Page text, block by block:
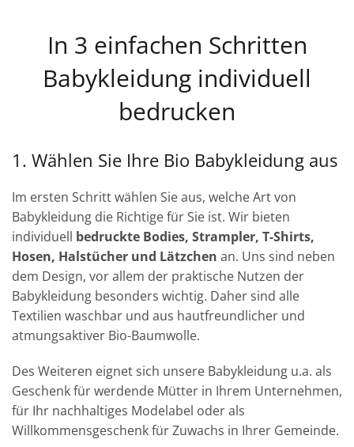
In 3 einfachen Schritten
Babykleidung individuell
bedrucken
1. Wählen Sie Ihre Bio Babykleidung aus
Im ersten Schritt wählen Sie aus, welche Art von
Babykleidung die Richtige für Sie ist. Wir bieten
individuell bedruckte Bodies, Strampler, T-Shirts,
Hosen, Halstücher und Lätzchen an. Uns sind neben
dem Design, vor allem der praktische Nutzen der
Babykleidung besonders wichtig. Daher sind alle
Textilien waschbar und aus hautfreundlicher und
atmungsaktiver Bio-Baumwolle.
Des Weiteren eignet sich unsere Babykleidung u.a. als
Geschenk für werdende Mütter in Ihrem Unternehmen,
für Ihr nachhaltiges Modelabel oder als
Willkommensgeschenk für Zuwachs in Ihrer Gemeinde.